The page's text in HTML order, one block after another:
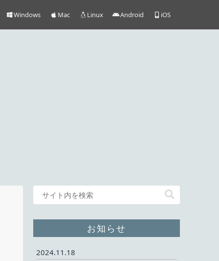
Windows Mac Linux Android iOS
お知らせ
2024.11.18